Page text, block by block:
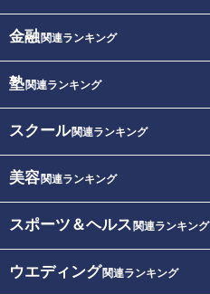
金融関連ランキング
塾関連ランキング
スクール関連ランキング
美容関連ランキング
スポーツ＆ヘルス 関連ランキング
ウエディング関連ランキング